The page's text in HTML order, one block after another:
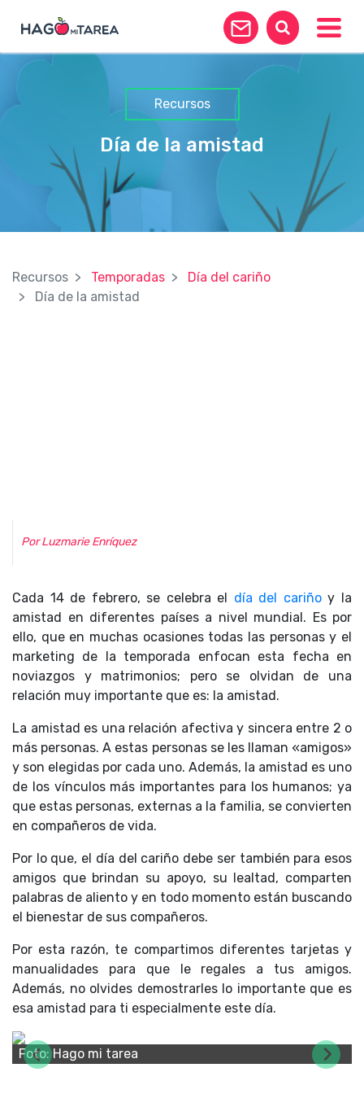
Recursos
Día de la amistad
Recursos Temporadas
Día del cariño
Día de la amistad
Por Luzmarie Enríquez
Cada 14 de febrero, se celebra el día del cariñoy la
amistad en diferentes países a nivel mundial. Es por
ello, que en muchas ocasiones todas las personas y el
marketing de la temporada enfocan esta fecha en
noviazgos y matrimonios; pero se olvidan de una
relación muy importante que es: la amistad.
La amistad es una relación afectiva y sincera entre 2 o
más personas. A estas personas se les llaman «amigos»
y son elegidas por cada uno. Además, la amistad es uno
de los vínculos más importantes para los humanos; ya
que estas personas, externas a la familia, se convierten
en compañeros de vida.
Por lo que, el día del cariño debe ser también para esos
amigos que brindan su apoyo, su lealtad, comparten
palabras de aliento y en todo momento están buscando
el bienestar de sus compañeros.
Por esta razón, te compartimos diferentes tarjetas y
manualidades para que le regales a tus amigos.
Además, no olvides demostrarles lo importante que es
esa amistad para ti especialmente este día.
Foto: Hago mi tarea
Previous Next